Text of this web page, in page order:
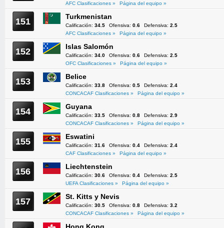
AFC Clasificaciones »
Página del equipo »
151 Turkmenistan
Calificación: 34.5 Ofensiva: 0.6 Defensiva: 2.5
AFC Clasificaciones »
Página del equipo »
152 Islas Salomón
Calificación: 34.0 Ofensiva: 0.6 Defensiva: 2.5
OFC Clasificaciones »
Página del equipo »
153 Belice
Calificación: 33.8 Ofensiva: 0.5 Defensiva: 2.4
CONCACAF Clasificaciones »
Página del equipo »
154 Guyana
Calificación: 33.5 Ofensiva: 0.8 Defensiva: 2.9
CONCACAF Clasificaciones »
Página del equipo »
155 Eswatini
Calificación: 31.6 Ofensiva: 0.4 Defensiva: 2.4
CAF Clasificaciones »
Página del equipo »
156 Liechtenstein
Calificación: 30.6 Ofensiva: 0.4 Defensiva: 2.5
UEFA Clasificaciones »
Página del equipo »
157 St. Kitts y Nevis
Calificación: 30.5 Ofensiva: 0.8 Defensiva: 3.2
CONCACAF Clasificaciones »
Página del equipo »